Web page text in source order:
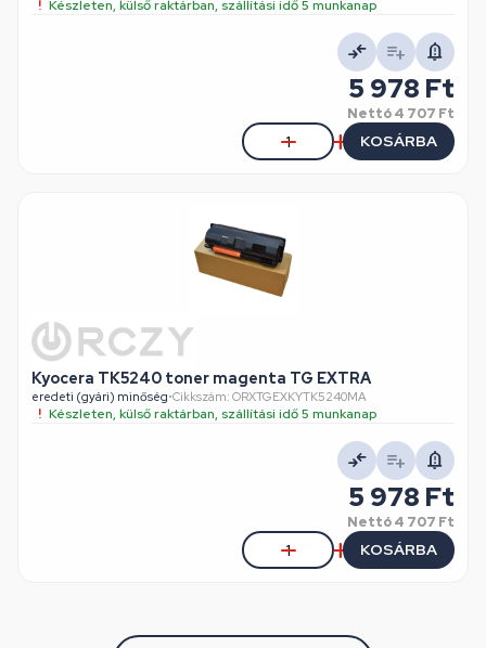
Készleten, külső raktárban, szállítási idő 5 munkanap
5 978 Ft
Nettó4 707 Ft
KOSÁRBA
Kyocera TK5240 toner magenta TG EXTRA
eredeti (gyári) minőség•Cikkszám: ORXTGEXKYTK5240MA
Készleten, külső raktárban, szállítási idő 5 munkanap
5 978 Ft
Nettó4 707 Ft
KOSÁRBA